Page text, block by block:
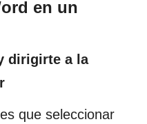
en un
dirigirte a la
que seleccionar